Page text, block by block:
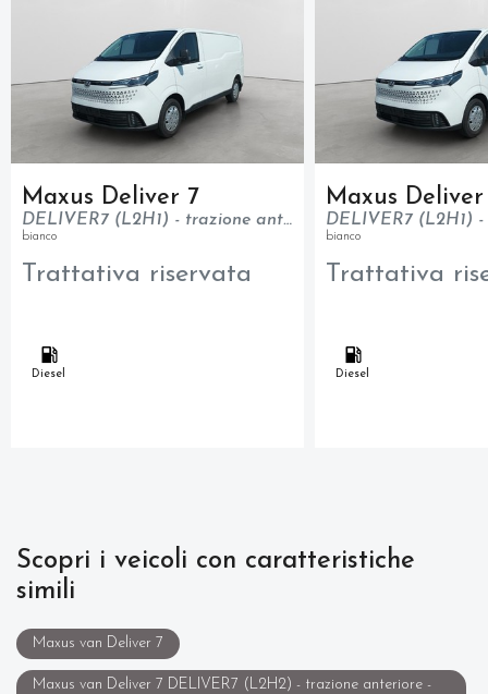
Maxus Deliver 7
DELIVER7 (L2H1) - trazione anteriore - N1
bianco
Trattativa riservata
Diesel
Maxus Deliver
bianco
Trattativa
Diesel
Scopri i veicoli con caratteristiche
simili
Maxus van Deliver 7
Maxus van Deliver 7 DELIVER7 (L2H2) - trazione anteriore -